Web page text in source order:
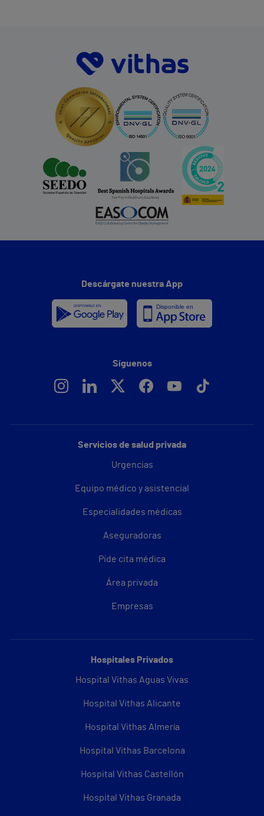
Servicios de salud privada
Urgencias
Equipo médico y asistencial
Especialidades médicas
Aseguradoras
Pide cita médica
Área privada
Empresas
Hospitales Privados
Hospital Vithas Aguas Vivas
Hospital Vithas Alicante
Hospital Vithas Almería
Hospital Vithas Barcelona
Hospital Vithas Castellón
Hospital Vithas Granada
Descárgate nuestra App
Síguenos